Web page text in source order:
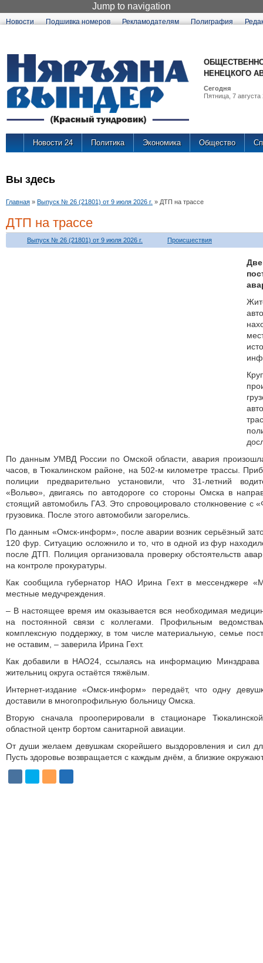
Jump to navigation
Новости Подшивка номеров Рекламодателям Полиграфия
НЕНЕЦКОГО
Сегодня
Пятница, 7 августа
Новости 24 Политика Экономика Общество
Вы здесь
Главная » Выпуск № 26 (21801) от 9 июля 2026 г. » ДТП на трассе
ДТП на трассе
Выпуск № 26 (21801) от 9 июля 2026 г. Происшествия
По данным УМВД России по Омской области, авария
часов, в Тюкалинском районе, на 502-м километре трассы.
полиции предварительно установили, что 31-летний
«Вольво», двигаясь по автодороге со стороны Омска в
стоящий автомобиль ГАЗ. Это спровоцировало столкновение с
грузовика. После этого автомобили загорелись.
По данным «Омск-информ», после аварии возник серьёзный
120 фур. Ситуацию осложнило и то, что в одной из фур
после ДТП. Полиция организовала проверку обстоятельств
на контроле прокуратуры.
Как сообщила губернатор НАО Ирина Гехт в мессенджере
местные медучреждения.
– В настоящее время им оказывается вся необходимая
на постоянной связи с коллегами. Профильным
комплексную поддержку, в том числе материальную, семье
не оставим, – заверила Ирина Гехт.
Как добавили в НАО24, ссылаясь на информацию Минздрава
жительниц округа остаётся тяжёлым.
Интернет-издание «Омск-информ» передаёт, что одну
доставили в многопрофильную больницу Омска.
Вторую сначала прооперировали в стационаре
областной центр бортом санитарной авиации.
От души желаем девушкам скорейшего выздоровления и сил
Пусть здоровье возвращается с каждым днём, а близкие